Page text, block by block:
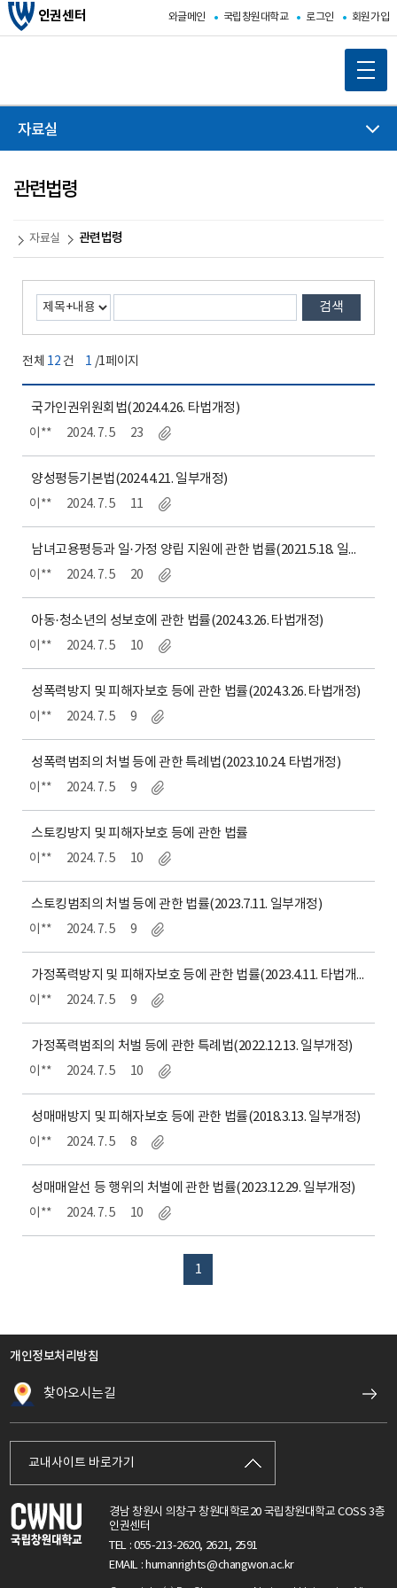
인권센터 와글메인 국립창원대학교 로그인 회원가입
자료실
관련법령
자료실 관련법령
검색
전체 12 건 1 /1페이지
국가인권위원회법(2024.4.26. 타법개정)
이** 2024. 7. 5 23
양성평등기본법(2024.4.21. 일부개정)
이** 2024. 7. 5 11
남녀고용평등과 일·가정 양립 지원에 관한 법률(2021.5.18. 일부개정)
이** 2024. 7. 5 20
아동·청소년의 성보호에 관한 법률(2024.3.26. 타법개정)
이** 2024. 7. 5 10
성폭력방지 및 피해자보호 등에 관한 법률(2024.3.26. 타법개정)
이** 2024. 7. 5 9
성폭력범죄의 처벌 등에 관한 특례법(2023.10.24. 타법개정)
이** 2024. 7. 5 9
스토킹방지 및 피해자보호 등에 관한 법률
이** 2024. 7. 5 10
스토킹범죄의 처벌 등에 관한 법률(2023.7.11. 일부개정)
이** 2024. 7. 5 9
가정폭력방지 및 피해자보호 등에 관한 법률(2023.4.11. 타법개정)
이** 2024. 7. 5 9
가정폭력범죄의 처벌 등에 관한 특례법(2022.12.13. 일부개정)
이** 2024. 7. 5 10
성매매방지 및 피해자보호 등에 관한 법률(2018.3.13. 일부개정)
이** 2024. 7. 5 8
성매매알선 등 행위의 처벌에 관한 법률(2023.12.29. 일부개정)
이** 2024. 7. 5 10
1
개인정보처리방침
찾아오시는길
교내사이트 바로가기
경남 창원시 의창구 창원대학로20 국립창원대학교 COSS 3층
인권센터
TEL : 055-213-2620, 2621, 2591
EMAIL : humanrights@changwon.ac.kr